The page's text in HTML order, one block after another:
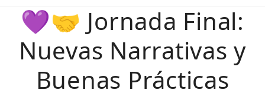
mobile
menu
mobile
menu
💜🤝 Jornada Final:
Nuevas Narrativas y
Buenas Prácticas